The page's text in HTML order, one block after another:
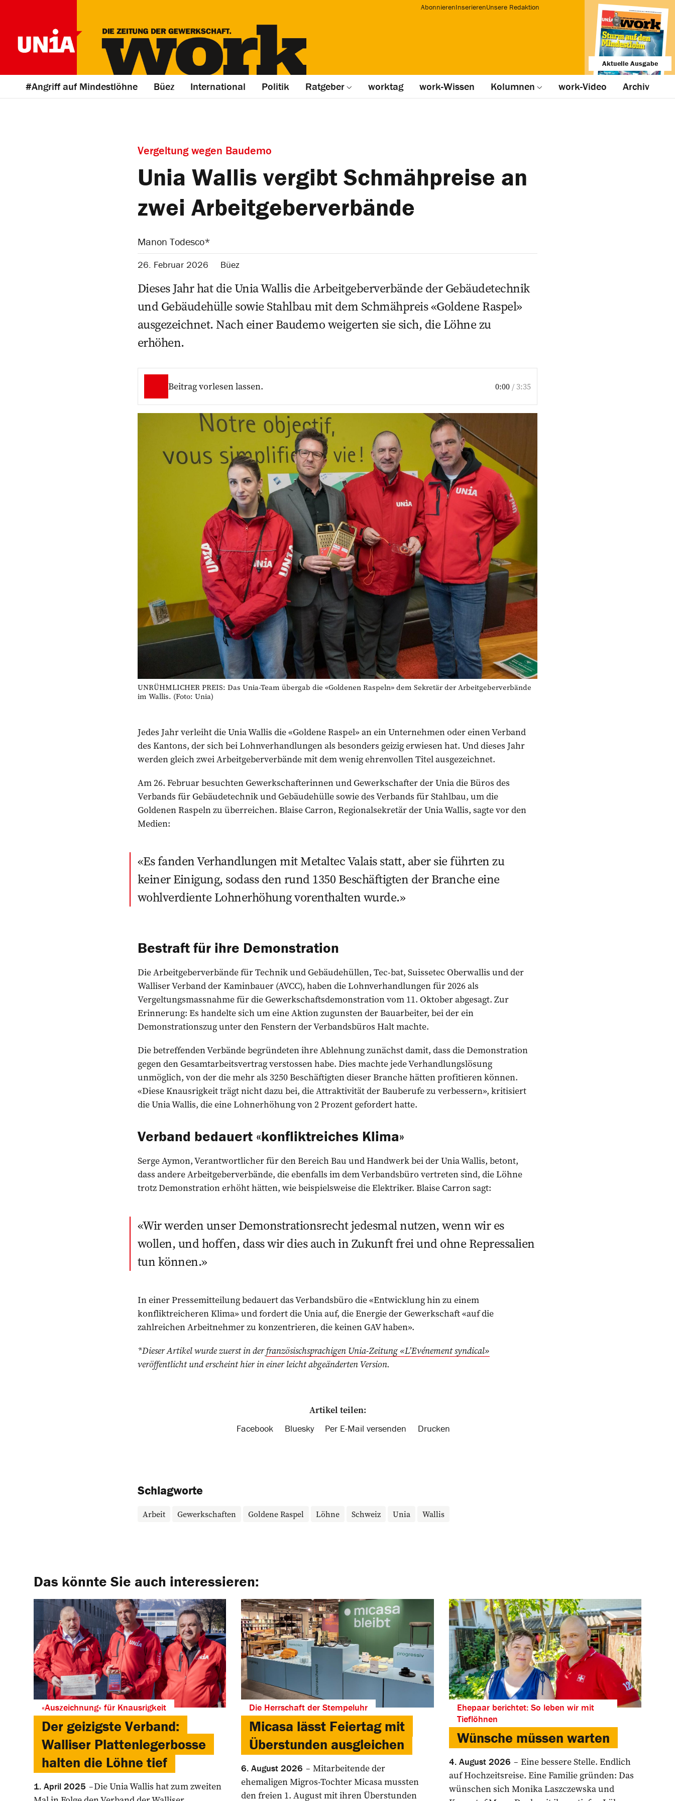
AbonnierenInserierenUnsere Redaktion
Aktuelle Ausgabe
#Angriff auf Mindestlöhne Büez International Politik Ratgeber worktag work-Wissen Kolumnen work-Video Archiv
Vergeltung wegen Baudemo
Unia Wallis vergibt Schmähpreise an
zwei Arbeitgeberverbände
Manon Todesco*
26. Februar 2026 Büez
Dieses Jahr hat die Unia Wallis die Arbeitgeberverbände der Gebäudetechnik
und Gebäudehülle sowie Stahlbau mit dem Schmähpreis «Goldene Raspel»
ausgezeichnet. Nach einer Baudemo weigerten sie sich, die Löhne zu
erhöhen.
Beitrag vorlesen lassen. 0:00 / 3:35
UNRÜHMLICHER PREIS: Das Unia-Team übergab die «Goldenen Raspeln» dem Sekretär der Arbeitgeberverbände
im Wallis. (Foto: Unia)
Jedes Jahr verleiht die Unia Wallis die «Goldene Raspel» an ein Unternehmen oder einen Verband
des Kantons, der sich bei Lohnverhandlungen als besonders geizig erwiesen hat. Und dieses Jahr
werden gleich zwei Arbeitgeberverbände mit dem wenig ehrenvollen Titel ausgezeichnet.
Am 26. Februar besuchten Gewerkschafterinnen und Gewerkschafter der Unia die Büros des
Verbands für Gebäudetechnik und Gebäudehülle sowie des Verbands für Stahlbau, um die
Goldenen Raspeln zu überreichen. Blaise Carron, Regionalsekretär der Unia Wallis, sagte vor den
Medien:
Es fanden Verhandlungen mit Metaltec Valais statt, aber sie führten zu
keiner Einigung, sodass den rund 1350 Beschäftigten der Branche eine
wohlverdiente Lohnerhöhung vorenthalten wurde.
Bestraft für ihre Demonstration
Die Arbeitgeberverbände für Technik und Gebäudehüllen, Tec-bat, Suissetec Oberwallis und der
Walliser Verband der Kaminbauer (AVCC), haben die Lohnverhandlungen für 2026 als
Vergeltungsmassnahme für die Gewerkschaftsdemonstration vom 11. Oktober abgesagt. Zur
Erinnerung: Es handelte sich um eine Aktion zugunsten der Bauarbeiter, bei der ein
Demonstrationszug unter den Fenstern der Verbandsbüros Halt machte.
Die betreffenden Verbände begründeten ihre Ablehnung zunächst damit, dass die Demonstration
gegen den Gesamtarbeitsvertrag verstossen habe. Dies machte jede Verhandlungslösung
unmöglich, von der die mehr als 3250 Beschäftigten dieser Branche hätten profitieren können.
«Diese Knausrigkeit trägt nicht dazu bei, die Attraktivität der Bauberufe zu verbessern», kritisiert
die Unia Wallis, die eine Lohnerhöhung von 2 Prozent gefordert hatte.
Verband bedauert «konfliktreiches Klima»
Serge Aymon, Verantwortlicher für den Bereich Bau und Handwerk bei der Unia Wallis, betont,
dass andere Arbeitgeberverbände, die ebenfalls im dem Verbandsbüro vertreten sind, die Löhne
trotz Demonstration erhöht hätten, wie beispielsweise die Elektriker. Blaise Carron sagt:
Wir werden unser Demonstrationsrecht jedesmal nutzen, wenn wir es
wollen, und hoffen, dass wir dies auch in Zukunft frei und ohne Repressalien
tun können.
In einer Pressemitteilung bedauert das Verbandsbüro die «Entwicklung hin zu einem
konfliktreicheren Klima» und fordert die Unia auf, die Energie der Gewerkschaft «auf die
zahlreichen Arbeitnehmer zu konzentrieren, die keinen GAV haben».
*Dieser Artikel wurde zuerst in derfranzösischsprachigen Unia-Zeitung «L’Evénement syndical»
veröffentlicht und erscheint hier in einer leicht abgeänderten Version.
Artikel teilen:
Facebook Bluesky Per E-Mail versenden Drucken
Schlagworte
Arbeit Gewerkschaften Goldene Raspel Löhne Schweiz Unia Wallis
Das könnte Sie auch interessieren:
«Auszeichnung» für Knausrigkeit
Der geizigste Verband:
Walliser Plattenlegerbosse
halten die Löhne tief
1. April 2025
Die Unia Wallis hat zum zweiten
Die Herrschaft der Stempeluhr
Micasa lässt Feiertag mit
Überstunden ausgleichen
6. August 2026
Mitarbeitende der
ehemaligen Migros-Tochter Micasa mussten
den freien 1. August mit ihren Überstunden
Ehepaar berichtet: So leben wir mit
Tieflöhnen
Wünsche müssen warten
4. August 2026
Eine bessere Stelle. Endlich
auf Hochzeitsreise. Eine Familie gründen: Das
wünschen sich Monika Laszczewska und